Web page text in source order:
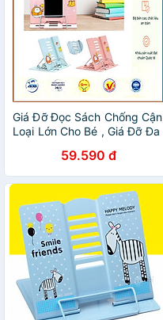
Giá Đỡ Đọc Sách Chống Cận
Loại Lớn Cho Bé , Giá Đỡ Đa
Thoại ..vv Gấp Gọn - Hàng
Việt Nam
59.590 đ